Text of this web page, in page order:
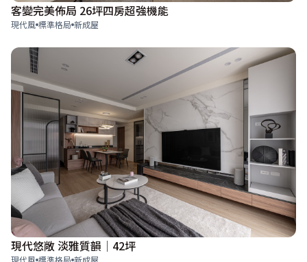
客變完美佈局 26坪四房超強機能
現代風 標準格局 新成屋
現代悠敞 淡雅質韻│42坪